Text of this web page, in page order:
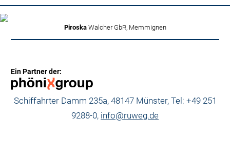
PiroskaWalcher GbR, Memmignen
Ein Partner der:
Schiffahrter Damm 235a, 48147 Münster, Tel: +49 251
9288-0, info@ruweg.de